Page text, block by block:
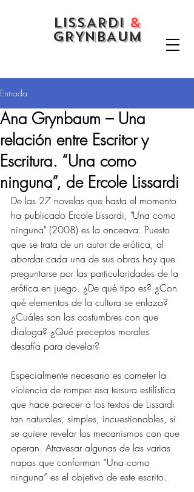
LISSARDI &
GRYNBAUM
Entrada
Ana Grynbaum – Una
relación entre Escritor y
Escritura. “Una como
ninguna”, de Ercole Lissardi
De las 27 novelas que hasta el momento
ha publicado Ercole Lissardi, "Una como
ninguna" (2008) es la onceava. Puesto
que se trata de un autor de erótica, al
abordar cada una de sus obras hay que
preguntarse por las particularidades de la
erótica en juego. ¿De qué tipo es? ¿Con
qué elementos de la cultura se enlaza?
¿Cuáles son las costumbres con que
dialoga? ¿Qué preceptos morales
desafía para develar?
Especialmente necesario es cometer la
violencia de romper esa tersura estilística
que hace parecer a los textos de Lissardi
tan naturales, simples, incuestionables, si
se quiere revelar los mecanismos con que
operan. Atravesar algunas de las varias
napas que conforman “Una como
ninguna” es el objetivo de este escrito.